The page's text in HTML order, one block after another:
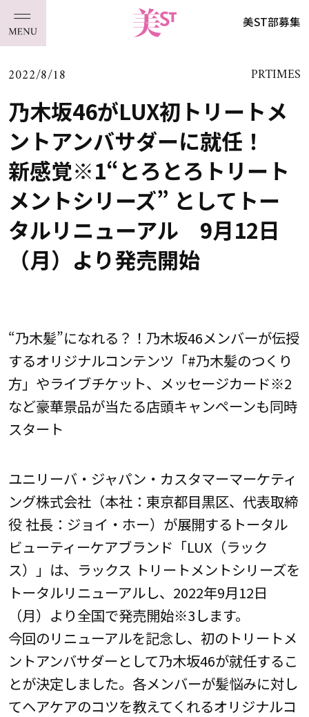
美ST部募集
2022/8/18 PRTIMES
乃木坂46がLUX初トリートメ
ントアンバサダーに就任！
新感覚※1“とろとろトリート
メントシリーズ” としてトー
タルリニューアル 9月12日
（月）より発売開始
“乃木髪”になれる？！乃木坂46メンバーが伝授
するオリジナルコンテンツ「#乃木髪のつくり
方」やライブチケット、メッセージカード※2
など豪華景品が当たる店頭キャンペーンも同時
スタート
ユニリーバ・ジャパン・カスタマーマーケティ
ング株式会社（本社：東京都目黒区、代表取締
役 社長：ジョイ・ホー）が展開するトータル
ビューティーケアブランド「LUX（ラック
ス）」は、ラックス トリートメントシリーズを
トータルリニューアルし、2022年9月12日
（月）より全国で発売開始※3します。
今回のリニューアルを記念し、初のトリートメ
ントアンバサダーとして乃木坂46が就任するこ
とが決定しました。各メンバーが髪悩みに対し
てヘアケアのコツを教えてくれるオリジナルコ